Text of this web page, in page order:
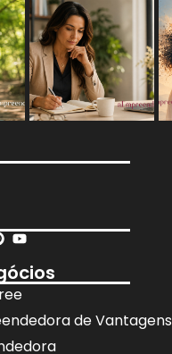
de Vantagens